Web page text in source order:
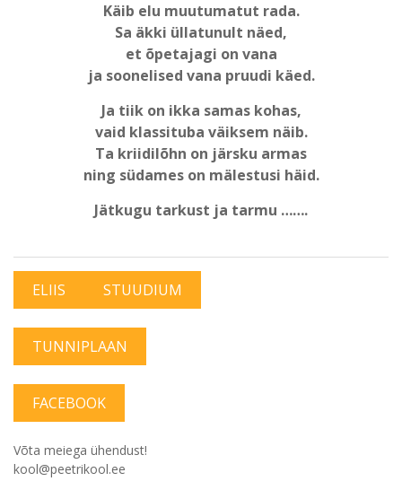
Käib elu muutumatut rada.
Sa äkki üllatunult näed,
et õpetajagi on vana
ja soonelised vana pruudi käed.
Ja tiik on ikka samas kohas,
vaid klassituba väiksem näib.
Ta kriidilõhn on järsku armas
ning südames on mälestusi häid.
Jätkugu tarkust ja tarmu …….
ELIIS STUUDIUM
TUNNIPLAAN
FACEBOOK
Võta meiega ühendust!
kool@peetrikool.ee